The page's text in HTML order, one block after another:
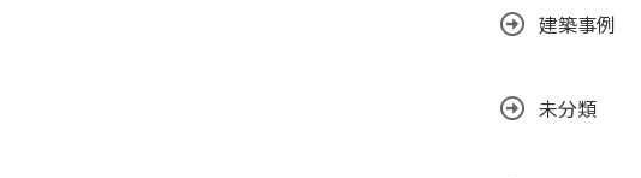
建築事例
未分類